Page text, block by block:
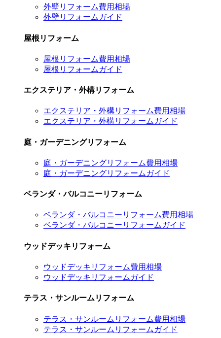
外壁リフォーム費用相場
外壁リフォームガイド
屋根リフォーム
屋根リフォーム費用相場
屋根リフォームガイド
エクステリア・外構リフォーム
エクステリア・外構リフォーム費用相場
エクステリア・外構リフォームガイド
庭・ガーデニングリフォーム
庭・ガーデニングリフォーム費用相場
庭・ガーデニングリフォームガイド
ベランダ・バルコニーリフォーム
ベランダ・バルコニーリフォーム費用相場
ベランダ・バルコニーリフォームガイド
ウッドデッキリフォーム
ウッドデッキリフォーム費用相場
ウッドデッキリフォームガイド
テラス・サンルームリフォーム
テラス・サンルームリフォーム費用相場
テラス・サンルームリフォームガイド